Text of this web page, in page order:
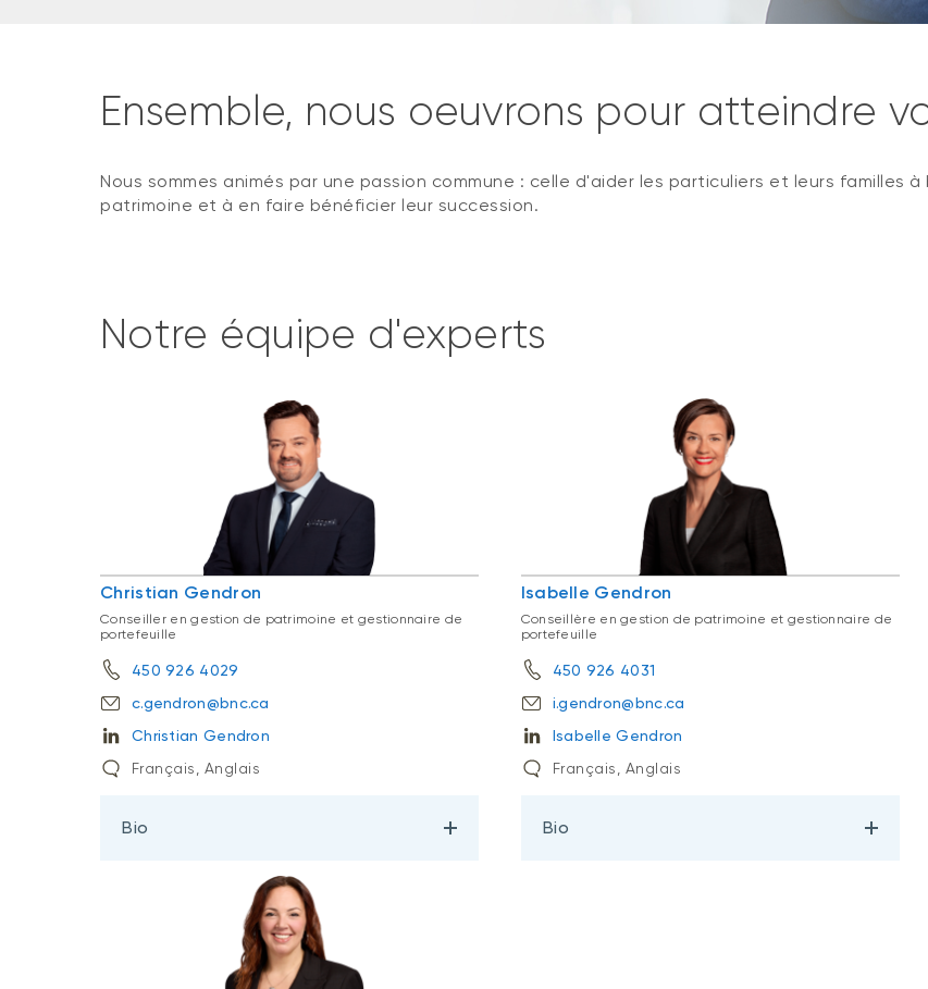
Ensemble, nous oeuvrons pour atteindre
Nous sommes animés par une passion commune : celle d'aider les particuliers et leurs familles
patrimoine et à en faire bénéficier leur succession.
Notre équipe d'experts
Christian Gendron
Conseiller en gestion de patrimoine et gestionnaire de
portefeuille
450 926 4029
c.gendron@bnc.ca
Christian Gendron
Français, Anglais
Bio
Isabelle Gendron
Conseillère en gestion de patrimoine et gestionnaire de
portefeuille
450 926 4031
i.gendron@bnc.ca
Isabelle Gendron
Français, Anglais
Bio